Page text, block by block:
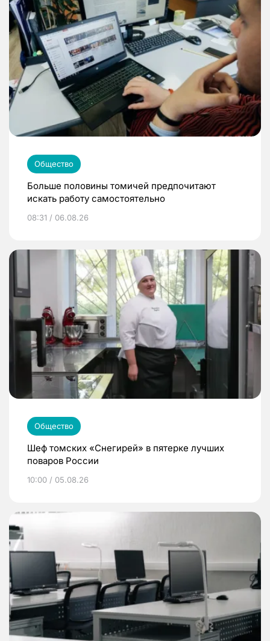
Общество
Больше половины томичей предпочитают
искать работу самостоятельно
08:31 / 06.08.26
Общество
Шеф томских «Снегирей» в пятерке лучших
поваров России
10:00 / 05.08.26